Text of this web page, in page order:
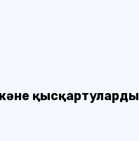
қысқартуларды